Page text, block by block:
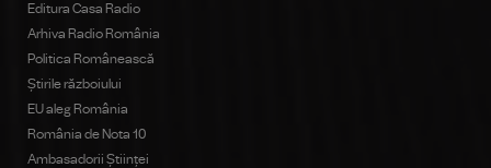
Editura Casa Radio
Arhiva Radio România
Politica Românească
Știrile războiului
EU aleg România
România de Nota 10
Ambasadorii Științei